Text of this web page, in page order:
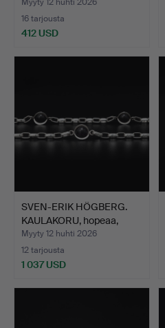
Göte…
16 tarjousta
412 USD
SVEN-ERIK HÖGBERG.
KAULAKORU, hopeaa,
amet…
Myyty 12 huhti 2026
12 tarjousta
1 037 USD